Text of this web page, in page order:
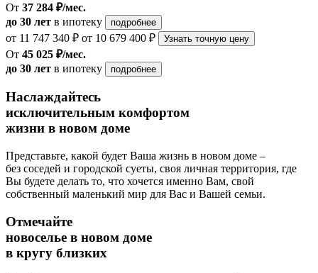
От 37 284 ₽/мес.
до 30 лет в ипотеку подробнее
от 11 747 340 ₽ от 10 679 400 ₽ Узнать точную цену
От 45 025 ₽/мес.
до 30 лет в ипотеку подробнее
Наслаждайтесь
исключительным комфортом
жизни в новом доме
Представьте, какой будет Ваша жизнь в новом доме –
без соседей и городской суеты, своя личная территория, где
Вы будете делать то, что хочется именно Вам, свой
собственный маленький мир для Вас и Вашей семьи.
Отмечайте
новоселье в новом доме
в кругу близких